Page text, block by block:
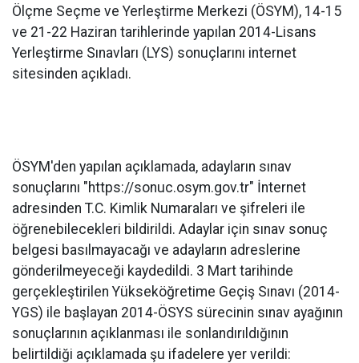
Ölçme Seçme ve Yerleştirme Merkezi (ÖSYM), 14-15
ve 21-22 Haziran tarihlerinde yapılan 2014-Lisans
Yerleştirme Sınavları (LYS) sonuçlarını internet
sitesinden açıkladı.
ÖSYM'den yapılan açıklamada, adayların sınav
sonuçlarını "https://sonuc.osym.gov.tr" İnternet
adresinden T.C. Kimlik Numaraları ve şifreleri ile
öğrenebilecekleri bildirildi. Adaylar için sınav sonuç
belgesi basılmayacağı ve adayların adreslerine
gönderilmeyeceği kaydedildi. 3 Mart tarihinde
gerçekleştirilen Yükseköğretime Geçiş Sınavı (2014-
YGS) ile başlayan 2014-ÖSYS sürecinin sınav ayağının
sonuçlarının açıklanması ile sonlandırıldığının
belirtildiği açıklamada şu ifadelere yer verildi: